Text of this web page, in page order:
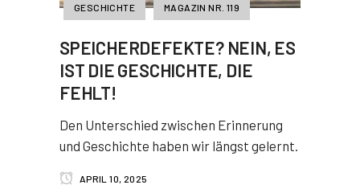
GESCHICHTE MAGAZIN NR. 119
SPEICHERDEFEKTE? NEIN, ES
IST DIE GESCHICHTE, DIE
FEHLT!
Den Unterschied zwischen Erinnerung
und Geschichte haben wir längst gelernt.
APRIL 10, 2025